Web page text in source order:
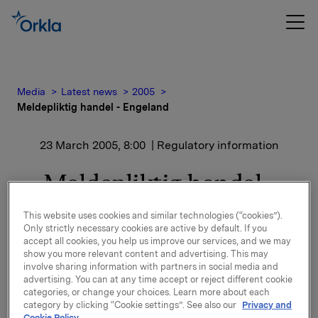
Media Latest news
2005
Meldepliktig handel - Engeland
23 March 2005, 8:00 | Regulatory information
Meldepliktig handel -
Engeland
Transaksjonene gjelder primærinnsider Roar
Engeland, adm.dir. i Orkla ASA, som kjøpte netto
10.666 aksjer i Orkla den 22. mars 2005, idet han
solgte 6.000 av ovennevnte aksjer i markedet til kurs
NOK 229,72. Hans nye beholding i Orkla er 23.768
This website uses cookies and similar technologies (“cookies”).
Only strictly necessary cookies are active by default. If you
accept all cookies, you help us improve our services, and we may
show you more relevant content and advertising. This may
involve sharing information with partners in social media and
advertising. You can at any time accept or reject different cookie
categories, or change your choices. Learn more about each
category by clicking “Cookie settings”. See also our Privacy and